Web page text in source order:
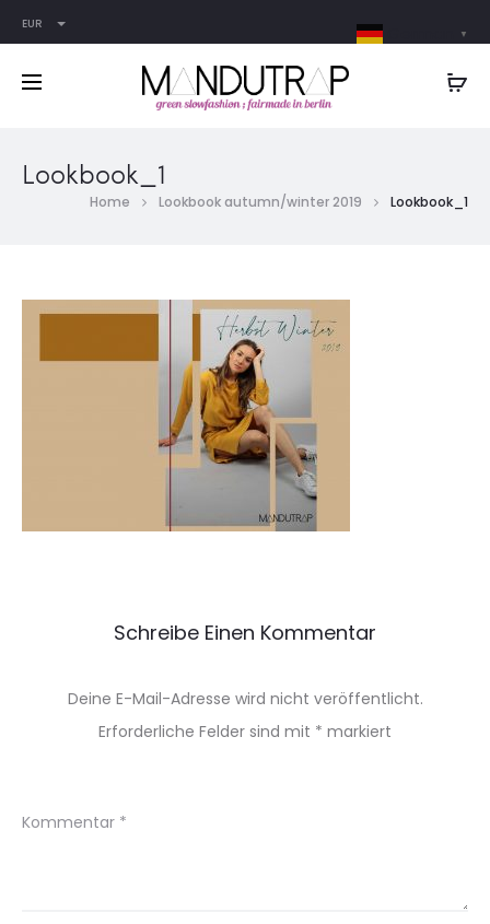
EUR
Lookbook_1
Home Lookbook autumn/winter 2019 Lookbook_1
Schreibe Einen Kommentar
Deine E-Mail-Adresse wird nicht veröffentlicht.
Erforderliche Felder sind mit * markiert
Kommentar *
▼